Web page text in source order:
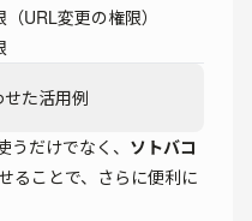
URL変更の権限）
た活用例
だけでなく、 ソトバコ
ることで、さらに便利に